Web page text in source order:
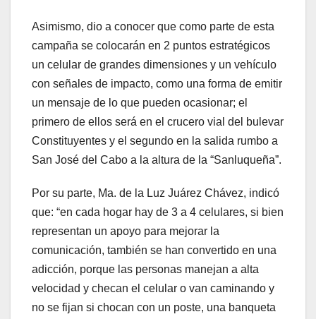
Asimismo, dio a conocer que como parte de esta
campaña se colocarán en 2 puntos estratégicos
un celular de grandes dimensiones y un vehículo
con señales de impacto, como una forma de emitir
un mensaje de lo que pueden ocasionar; el
primero de ellos será en el crucero vial del bulevar
Constituyentes y el segundo en la salida rumbo a
San José del Cabo a la altura de la “Sanluqueña”.
Por su parte, Ma. de la Luz Juárez Chávez, indicó
que: “en cada hogar hay de 3 a 4 celulares, si bien
representan un apoyo para mejorar la
comunicación, también se han convertido en una
adicción, porque las personas manejan a alta
velocidad y checan el celular o van caminando y
no se fijan si chocan con un poste, una banqueta